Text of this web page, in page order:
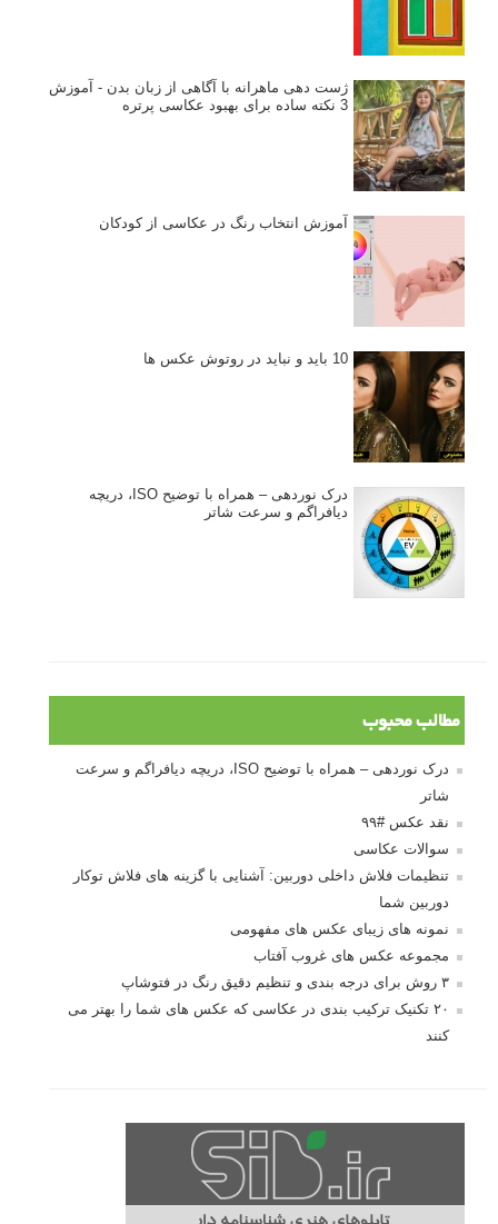
ژست دهی ماهرانه با آگاهی از زبان بدن - آموزش
3 نکته ساده برای بهبود عکاسی پرتره
آموزش انتخاب رنگ در عکاسی از کودکان
10 باید و نباید در روتوش عکس ها
درک نوردهی – همراه با توضیح ISO، دریچه
دیافراگم و سرعت شاتر
مطالب محبوب
درک نوردهی – همراه با توضیح ISO، دریچه دیافراگم و سرعت
شاتر
نقد عکس #۹۹
سوالات عکاسی
تنظیمات فلاش داخلی دوربین: آشنایی با گزینه های فلاش توکار
دوربین شما
نمونه های زیبای عکس های مفهومی
مجموعه عکس های غروب آفتاب
۳ روش برای درجه بندی و تنظیم دقیق رنگ در فتوشاپ
۲۰ تکنیک ترکیب بندی در عکاسی که عکس های شما را بهتر می
کنند